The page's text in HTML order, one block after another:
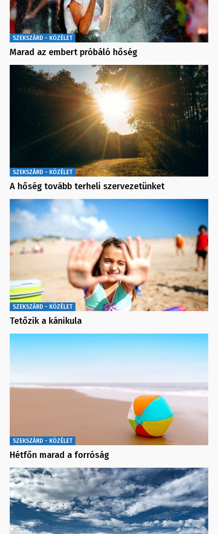
SZEKSZÁRD - KÖZÉLET
Marad az embert próbáló hőség
SZEKSZÁRD - KÖZÉLET
A hőség tovább terheli szervezetünket
SZEKSZÁRD - KÖZÉLET
Tetőzik a kánikula
SZEKSZÁRD - KÖZÉLET
Hétfőn marad a forróság